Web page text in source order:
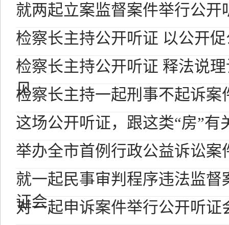
就两起立案监督案件举行公开
检察长主持公开听证 以公开
检察长主持公开听证 释法说
见
检察长主持一起刑事不起诉案
这场公开听证，跟这类“房”有
举办全市首例行政公益诉讼案
就一起民事审判程序违法监督
证会
对一起申诉案件举行公开听证